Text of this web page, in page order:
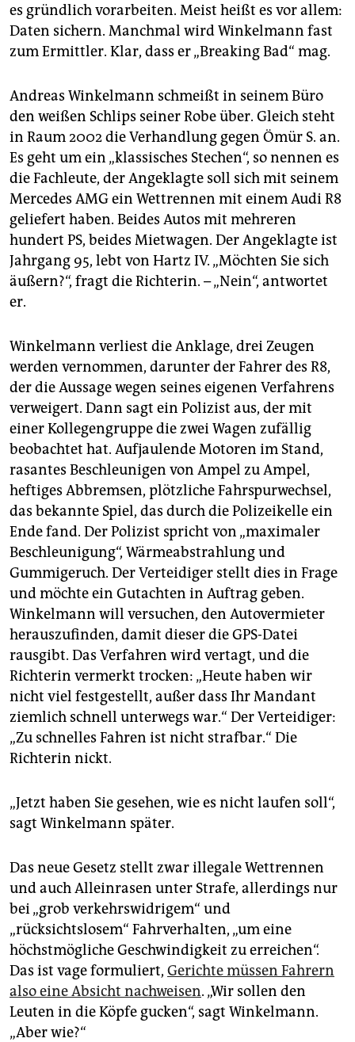
es gründlich vorarbeiten. Meist heißt es vor allem:
Daten sichern. Manchmal wird Winkelmann fast
zum Ermittler. Klar, dass er „Breaking Bad“ mag.
Andreas Winkelmann schmeißt in seinem Büro
den weißen Schlips seiner Robe über. Gleich steht
in Raum 2002 die Verhandlung gegen Ömür S. an.
Es geht um ein „klassisches Stechen“, so nennen es
die Fachleute, der Angeklagte soll sich mit seinem
Mercedes AMG ein Wettrennen mit einem Audi R8
geliefert haben. Beides Autos mit mehreren
hundert PS, beides Mietwagen. Der Angeklagte ist
Jahrgang 95, lebt von Hartz IV. „Möchten Sie sich
äußern?“, fragt die Richterin. – „Nein“, antwortet
er.
Winkelmann verliest die Anklage, drei Zeugen
werden vernommen, darunter der Fahrer des R8,
der die Aussage wegen seines eigenen Verfahrens
verweigert. Dann sagt ein Polizist aus, der mit
einer Kollegengruppe die zwei Wagen zufällig
beobachtet hat. Aufjaulende Motoren im Stand,
rasantes Beschleunigen von Ampel zu Ampel,
heftiges Abbremsen, plötzliche Fahrspurwechsel,
das bekannte Spiel, das durch die Polizeikelle ein
Ende fand. Der Polizist spricht von „maximaler
Beschleunigung“, Wärmeabstrahlung und
Gummigeruch. Der Verteidiger stellt dies in Frage
und möchte ein Gutachten in Auftrag geben.
Winkelmann will versuchen, den Autovermieter
herauszufinden, damit dieser die GPS-Datei
rausgibt. Das Verfahren wird vertagt, und die
Richterin vermerkt trocken: „Heute haben wir
nicht viel festgestellt, außer dass Ihr Mandant
ziemlich schnell unterwegs war.“ Der Verteidiger:
„Zu schnelles Fahren ist nicht strafbar.“ Die
Richterin nickt.
„Jetzt haben Sie gesehen, wie es nicht laufen soll“,
sagt Winkelmann später.
Das neue Gesetz stellt zwar illegale Wettrennen
und auch Alleinrasen unter Strafe, allerdings nur
bei „grob verkehrswidrigem“ und
„rücksichtslosem“ Fahrverhalten, „um eine
höchstmögliche Geschwindigkeit zu erreichen“.
Das ist vage formuliert, Gerichte müssen Fahrern
also eine Absicht nachweisen. „Wir sollen den
Leuten in die Köpfe gucken“, sagt Winkelmann.
„Aber wie?“